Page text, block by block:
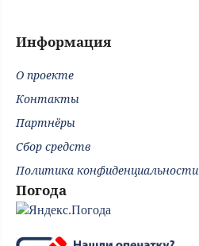
Информация
О проекте
Контакты
Партнёры
Сбор средств
Политика конфиденциальности
Погода